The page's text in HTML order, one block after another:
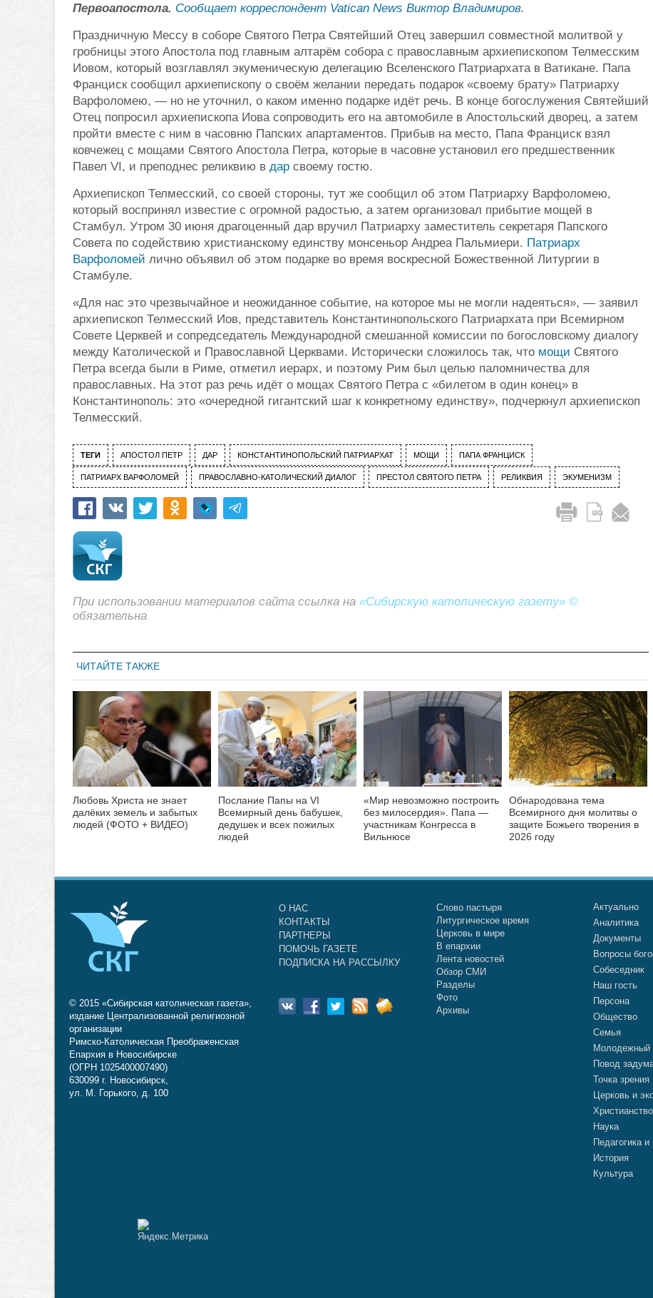
Первоапостола. Сообщает корреспондент Vatican News Виктор Владимиров.
Праздничную Мессу в соборе Святого Петра Святейший Отец завершил совместной молитвой у
гробницы этого Апостола под главным алтарём собора с православным архиепископом Телмесским
Иовом, который возглавлял экуменическую делегацию Вселенского Патриархата в Ватикане. Папа
Франциск сообщил архиепископу о своём желании передать подарок «своему брату» Патриарху
Варфоломею, — но не уточнил, о каком именно подарке идёт речь. В конце богослужения Святейший
Отец попросил архиепископа Иова сопроводить его на автомобиле в Апостольский дворец, а затем
пройти вместе с ним в часовню Папских апартаментов. Прибыв на место, Папа Франциск взял
ковчежец с мощами Святого Апостола Петра, которые в часовне установил его предшественник
Павел VI, и преподнес реликвию в дар своему гостю.
Архиепископ Телмесский, со своей стороны, тут же сообщил об этом Патриарху Варфоломею,
который воспринял известие с огромной радостью, а затем организовал прибытие мощей в
Стамбул. Утром 30 июня драгоценный дар вручил Патриарху заместитель секретаря Папского
Совета по содействию христианскому единству монсеньор Андреа Пальмиери. Патриарх
Варфоломей лично объявил об этом подарке во время воскресной Божественной Литургии в
Стамбуле.
«Для нас это чрезвычайное и неожиданное событие, на которое мы не могли надеяться», — заявил
архиепископ Телмесский Иов, представитель Константинопольского Патриархата при Всемирном
Совете Церквей и сопредседатель Международной смешанной комиссии по богословскому диалогу
между Католической и Православной Церквами. Исторически сложилось так, что мощи Святого
Петра всегда были в Риме, отметил иерарх, и поэтому Рим был целью паломничества для
православных. На этот раз речь идёт о мощах Святого Петра с «билетом в один конец» в
Константинополь: это «очередной гигантский шаг к конкретному единству», подчеркнул архиепископ
Телмесский.
ТЕГИ АПОСТОЛ ПЕТР ДАР КОНСТАНТИНОПОЛЬСКИЙ ПАТРИАРХАТ МОЩИ ПАПА ФРАНЦИСК
ПАТРИАРХ ВАРФОЛОМЕЙ ПРАВОСЛАВНО-КАТОЛИЧЕСКИЙ ДИАЛОГ ПРЕСТОЛ СВЯТОГО ПЕТРА РЕЛИКВИЯ ЭКУМЕНИЗМ
При использовании материалов сайта ссылка на «Сибирскую католическую газету» ©
обязательна
ЧИТАЙТЕ ТАКЖЕ
Любовь Христа не знает
далёких земель и забытых
людей (ФОТО + ВИДЕО)
Послание Папы на VI
Всемирный день бабушек,
дедушек и всех пожилых
людей
«Мир невозможно построить
без милосердия». Папа —
участникам Конгресса в
Вильнюсе
Обнародована тема
Всемирного дня молитвы о
защите Божьего творения в
2026 году
© 2015 «Сибирская католическая газета»,
издание Централизованной религиозной
организации
Римско-Католическая Преображенская
Епархия в Новосибирске
(ОГРН 1025400007490)
630099 г. Новосибирск,
ул. М. Горького, д. 100
О НАС
КОНТАКТЫ
ПАРТНЕРЫ
ПОМОЧЬ ГАЗЕТЕ
ПОДПИСКА НА РАССЫЛКУ
Слово пастыря
Литургическое время
Церковь в мире
В епархии
Лента новостей
Обзор СМИ
Разделы
Фото
Архивы
Актуально
Аналитика
Документы
Вопросы
Собеседник
Наш гость
Персона
Общество
Семья
Молодежный
Повод
Точка зрения
Церковь и
Наука
Педагогика
История
Культура